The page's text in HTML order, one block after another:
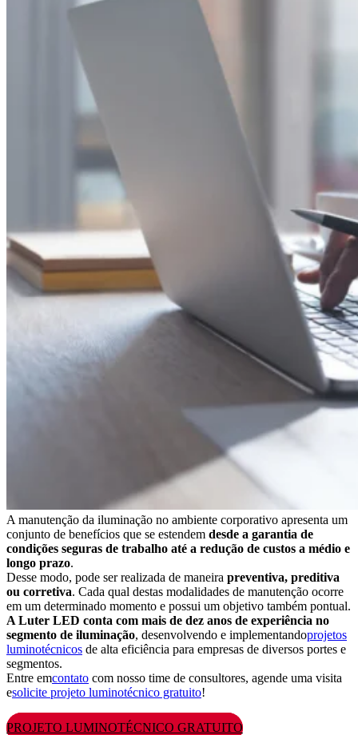
A manutenção da iluminação no ambiente corporativo apresenta um
conjunto de benefícios que se estendem desde a garantia de
condições seguras de trabalho até a redução de custos a médio e
longo prazo.
Desse modo, pode ser realizada de maneira preventiva, preditiva
ou corretiva. Cada qual destas modalidades de manutenção ocorre
em um determinado momento e possui um objetivo também pontual.
A Luter LED conta com mais de dez anos de experiência no
segmento de iluminação, desenvolvendo e implementandoprojetos
luminotécnicos de alta eficiência para empresas de diversos portes e
segmentos.
Entre emcontato com nosso time de consultores, agende uma visita
esolicite projeto luminotécnico gratuito!
PROJETO LUMINOTÉCNICO GRATUITO